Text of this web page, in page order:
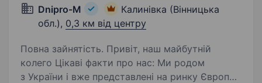
Dnipro-M
Калинівка (Вінницька
обл.), 0,3 км від центру
Повна зайнятість. Привіт, наш майбутній
колего Цікаві факти про нас: Ми родом
з України і вже представлені на ринку Європи,